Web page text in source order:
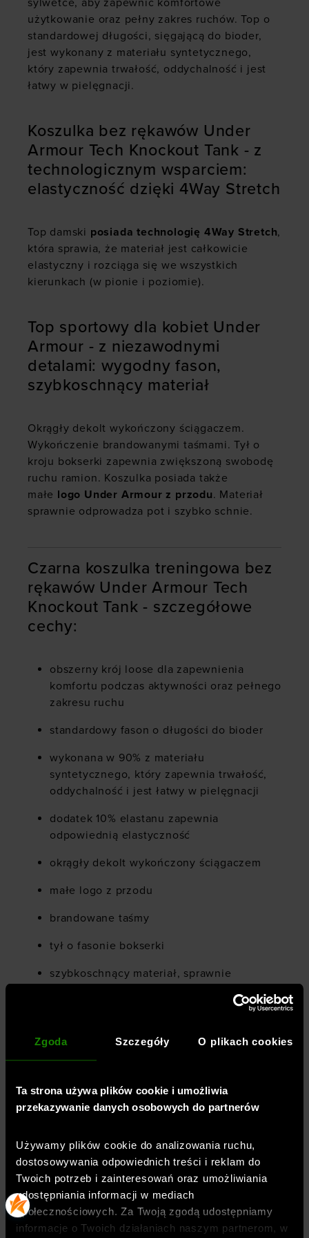
Zgoda Szczegóły O plikach cookies
Ta strona używa plików cookie i umożliwia
przekazywanie danych osobowych do partnerów
Używamy plików cookie do analizowania ruchu,
dostosowywania odpowiednich treści i reklam do
Twoich potrzeb i zainteresowań oraz umożliwiania
udostępniania informacji w mediach
społecznościowych. Za Twoją zgodą udostępniamy
informacje o Twoich działaniach naszym partnerom, w
sylwetce, aby zapewnić komfortowe
użytkowanie oraz pełny zakres ruchów. Top o
standardowej długości, sięgającą do bioder,
jest wykonany z materiału syntetycznego,
który zapewnia trwałość, oddychalność i jest
łatwy w pielęgnacji.
Koszulka bez rękawów Under
Armour Tech Knockout Tank - z
technologicznym wsparciem:
elastyczność dzięki 4Way Stretch
Top damski posiada technologię 4Way Stretch,
która sprawia, że materiał jest całkowicie
elastyczny i rozciąga się we wszystkich
kierunkach (w pionie i poziomie).
Top sportowy dla kobiet Under
Armour - z niezawodnymi
detalami: wygodny fason,
szybkoschnący materiał
Okrągły dekolt wykończony ściągaczem.
Wykończenie brandowanymi taśmami. Tył o
kroju bokserki zapewnia zwiększoną swobodę
ruchu ramion. Koszulka posiada także
małe logo Under Armour z przodu. Materiał
sprawnie odprowadza pot i szybko schnie.
Czarna koszulka treningowa bez
rękawów Under Armour Tech
Knockout Tank - szczegółowe
cechy:
obszerny krój loose dla zapewnienia
komfortu podczas aktywności oraz pełnego
zakresu ruchu
standardowy fason o długości do bioder
wykonana w 90% z materiału
syntetycznego, który zapewnia trwałość,
oddychalność i jest łatwy w pielęgnacji
dodatek 10% elastanu zapewnia
odpowiednią elastyczność
okrągły dekolt wykończony ściągaczem
małe logo z przodu
brandowane taśmy
tył o fasonie bokserki
szybkoschnący materiał, sprawnie
swobodnie rozciąga się we wszystkich
logowanymi taśmami
osłony
Płeć: kobieta
Przeznaczenie :